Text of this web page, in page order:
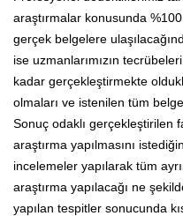
araştırmalar konusunda
gerçek belgelere
ise uzmanlarımızın
kadar gerçekleştirmekte
olmaları ve istenilen tüm
Sonuç odaklı gerçekleştirilen
araştırma yapılmasını
incelemeler yapılarak tüm
araştırma yapılacağı ne
yapılan tespitler sonucunda